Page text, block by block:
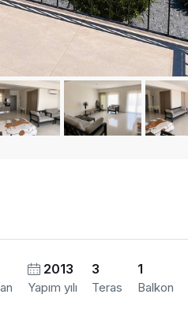
2013
Yapım yılı
3
Teras
1
Balkon